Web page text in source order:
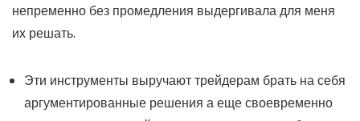
непременно без промедления выдергивала для меня
их решать.
Эти инструменты выручают трейдерам брать на себя
аргументированные решения а еще своевременно